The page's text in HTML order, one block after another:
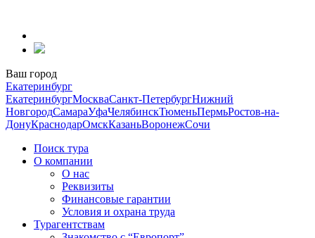
содержанию
Ваш город
Екатеринбург
ЕкатеринбургМоскваСанкт-ПетербургНижний
НовгородСамараУфаЧелябинскТюменьПермьРостов-на-
ДонуКраснодарОмскКазаньВоронежСочи
Поиск тура
О компании
О нас
Реквизиты
Финансовые гарантии
Условия и охрана труда
Турагентствам